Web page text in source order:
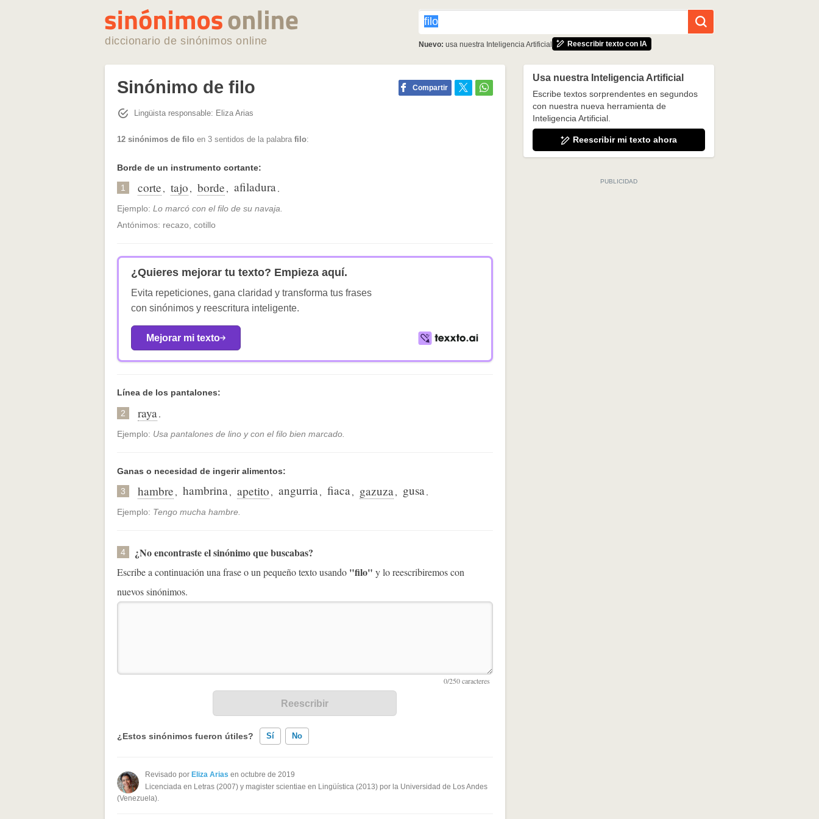
diccionario de sinónimos online Nuevo: usa nuestra Inteligencia Artificial Reescribir texto con IA
Sinónimo de filo Compartir
Lingüista responsable: Eliza Arias
12 sinónimos de filo en 3 sentidos de la palabra filo:
Borde de un instrumento cortante:
1 corte, tajo, borde, afiladura.
Ejemplo: Lo marcó con el filo de su navaja.
Antónimos: recazo, cotillo
¿Quieres mejorar tu texto? Empieza aquí.
Evita repeticiones, gana claridad y transforma tus frases
con sinónimos y reescritura inteligente.
Mejorar mi texto
Línea de los pantalones:
2 raya.
Ejemplo: Usa pantalones de lino y con el filo bien marcado.
Ganas o necesidad de ingerir alimentos:
3 hambre, hambrina, apetito, angurria, fiaca, gazuza, gusa.
Ejemplo: Tengo mucha hambre.
4 ¿No encontraste el sinónimo que buscabas?
Escribe a continuación una frase o un pequeño texto usando "filo" y lo reescribiremos con
nuevos sinónimos.
¿Estos sinónimos fueron útiles? Sí No
Existen sinónimos incorrectos
Ninguno de los sinónimos presentados me ayudó
Revisado por Eliza Arias en octubre de 2019
Licenciada en Letras (2007) y magister scientiae en Lingüística (2013) por la Universidad de Los Andes
(Venezuela).
Usa nuestra Inteligencia Artificial
Escribe textos sorprendentes en segundos
con nuestra nueva herramienta de
Inteligencia Artificial.
Reescribir mi texto ahora